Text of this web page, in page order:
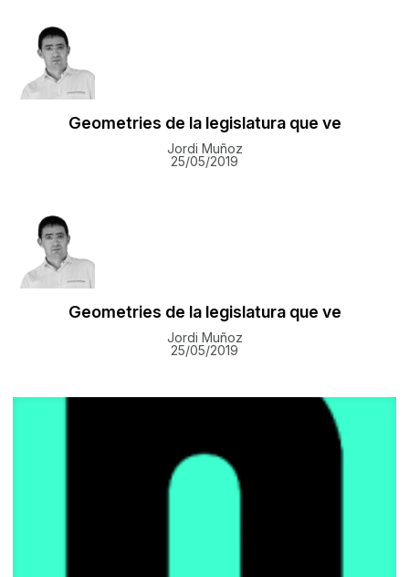
Geometries de la legislatura que ve
Jordi Muñoz
25/05/2019
Geometries de la legislatura que ve
Jordi Muñoz
25/05/2019